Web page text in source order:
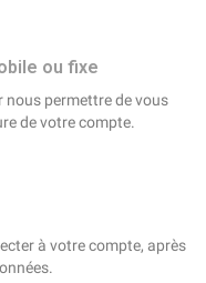
nous permettre de vous
de votre compte.
à votre compte, après